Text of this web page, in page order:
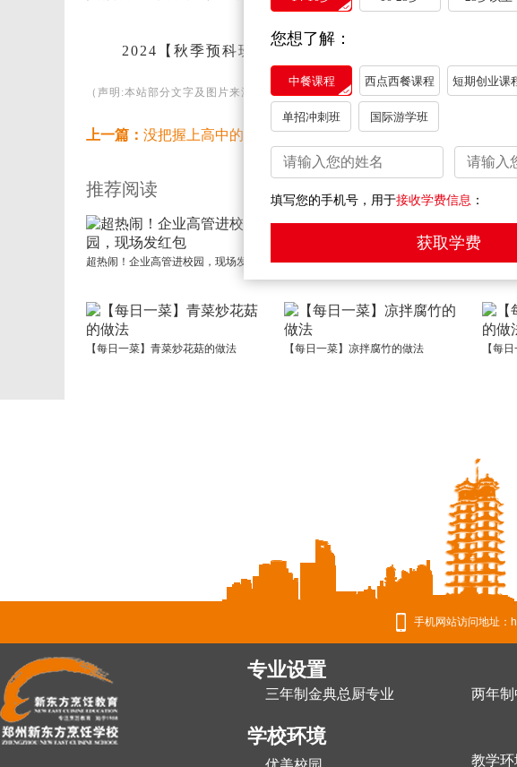
2024【秋季预科班】报名正在火热进行中，有想法的家
（声明:本站部分文字及图片来源于网络，版权归原作者所有，如有侵权，请及时联
上一篇： 没把握上高中的初三生，上职校优势更多！ 下一篇： 为
推荐阅读
超热闹！企业高管进校园，现场发红包 选对学校，“薪”想事成：你的就业，我们来守护！
【每日一菜】青菜炒花菇的做法 【每日一菜】凉拌腐竹的做法 【每
您想了解：
中餐课程 西点西餐课程 短期创业课
单招冲刺班 国际游学班
填写您的手机号，用于接收学费信息 ：